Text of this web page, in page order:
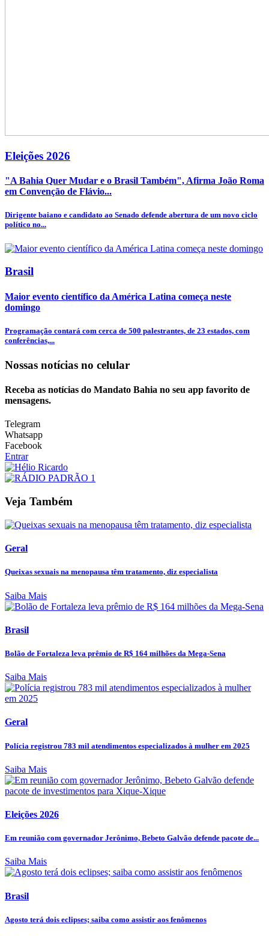
Eleições 2026
"A Bahia Quer Mudar e o Brasil Também", Afirma João Roma
em Convenção de Flávio...
Dirigente baiano e candidato ao Senado defende abertura de um novo ciclo
político no...
Brasil
Maior evento científico da América Latina começa neste
domingo
Programação contará com cerca de 500 palestrantes, de 23 estados, com
conferências,...
Nossas notícias no celular
Receba as notícias do Mandato Bahia no seu app favorito de
mensagens.
Telegram
Whatsapp
Facebook
Entrar
Veja Também
Geral
Queixas sexuais na menopausa têm tratamento, diz especialista
Saiba Mais
Brasil
Bolão de Fortaleza leva prêmio de R$ 164 milhões da Mega-Sena
Saiba Mais
Geral
Polícia registrou 783 mil atendimentos especializados à mulher em 2025
Saiba Mais
Eleições 2026
Em reunião com governador Jerônimo, Bebeto Galvão defende pacote de...
Saiba Mais
Brasil
Agosto terá dois eclipses; saiba como assistir aos fenômenos